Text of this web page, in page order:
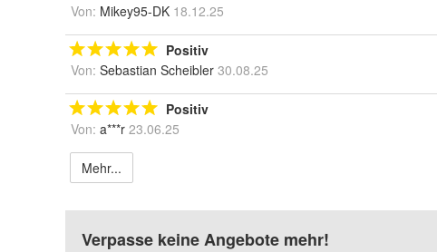
Von: Mikey95-DK 18.12.25
Positiv
Von: Sebastian Scheibler 30.08.25
Positiv
Von: a***r 23.06.25
Mehr...
Verpasse keine Angebote mehr!